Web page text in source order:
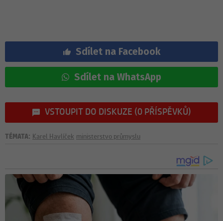
Sdílet na Facebook
Sdílet na WhatsApp
VSTOUPIT DO DISKUZE (0 PŘÍSPĚVKŮ)
TÉMATA: Karel Havlíček ministerstvo průmyslu